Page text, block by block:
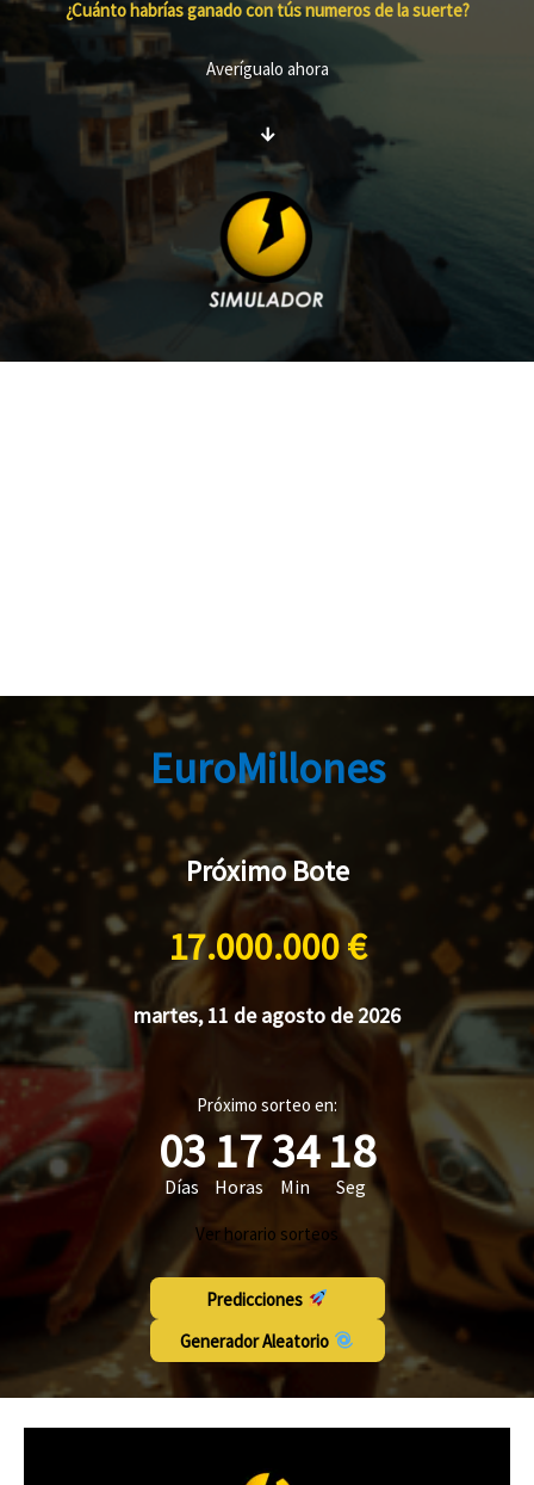
¿Cuánto habrías ganado con tús numeros de la suerte?
Averígualo ahora
↓
EuroMillones
Próximo Bote
17.000.000 €
martes, 11 de agosto de 2026
Próximo sorteo en:
03
Días
17
Horas
34
Min
17
Seg
Ver horario sorteos
Predicciones
Generador Aleatorio